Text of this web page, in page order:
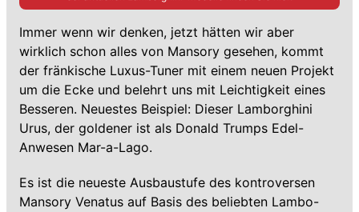
Immer wenn wir denken, jetzt hätten wir aber
wirklich schon alles von Mansory gesehen, kommt
der fränkische Luxus-Tuner mit einem neuen Projekt
um die Ecke und belehrt uns mit Leichtigkeit eines
Besseren. Neuestes Beispiel: Dieser Lamborghini
Urus, der goldener ist als Donald Trumps Edel-
Anwesen Mar-a-Lago.
Es ist die neueste Ausbaustufe des kontroversen
Mansory Venatus auf Basis des beliebten Lambo-